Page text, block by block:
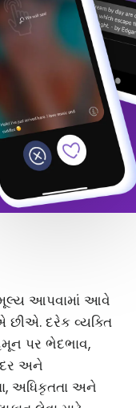
મૂલ્ય આપવામાં આવે
છીએ. દરેક વ્યક્તિ
પર ભેદભાવ,
અને
અધિકૃતતા અને